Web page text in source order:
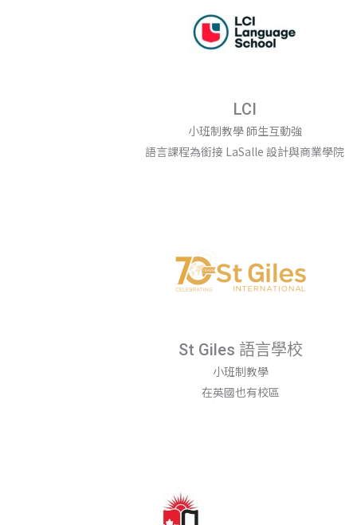
LCI
小班制教學 師生互動強
語言課程為銜接 LaSalle 設計與商業學院
St Giles 語言學校
小班制教學
在英國也有校區